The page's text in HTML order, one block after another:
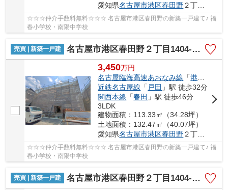
愛知県名古屋市港区春田野２丁目1404-1
☆☆☆仲介手数料無料☆☆☆ 名古屋市港区春田野の新築一戸建て♪ 福
春小学校・南陽中学校
売買 | 新築一戸建 名古屋市港区春田野２丁目1404-1【仲介手数料無料】新築一戸建て 5号棟
3,450万円
名古屋臨海高速あおなみ線 「港北
近鉄名古屋線 「 戸田 」駅 徒歩32分
関西本線 「春田 」駅 徒歩46分
3LDK
建物面積：113.33㎡（34.28坪）
土地面積：132.47㎡（40.07坪）
愛知県名古屋市港区春田野２丁目1404-1
☆☆☆仲介手数料無料☆☆☆ 名古屋市港区春田野の新築一戸建て♪ 福
春小学校・南陽中学校
売買 | 新築一戸建 名古屋市港区春田野２丁目1404-1【仲介手数料無料】新築一戸建て 6号棟